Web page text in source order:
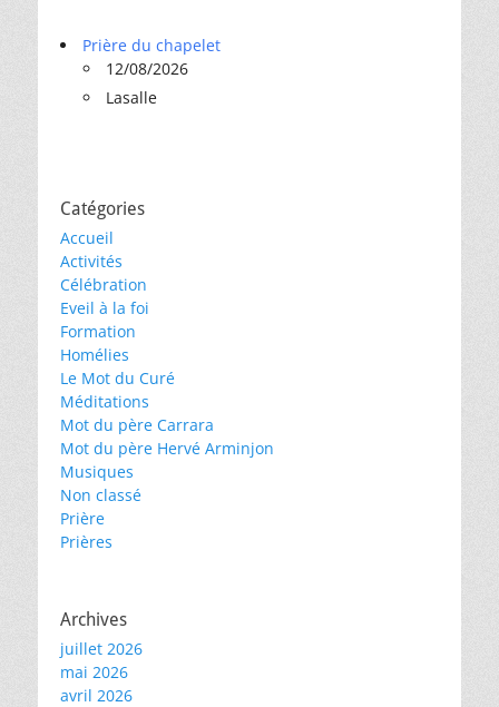
Prière du chapelet
12/08/2026
Lasalle
Catégories
Accueil
Activités
Célébration
Eveil à la foi
Formation
Homélies
Le Mot du Curé
Méditations
Mot du père Carrara
Mot du père Hervé Arminjon
Musiques
Non classé
Prière
Prières
Archives
juillet 2026
mai 2026
avril 2026